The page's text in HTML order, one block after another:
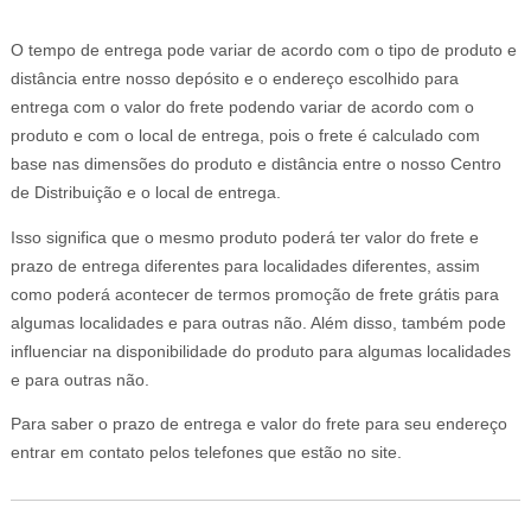
O tempo de entrega pode variar de acordo com o tipo de produto e
distância entre nosso depósito e o endereço escolhido para
entrega com o valor do frete podendo variar de acordo com o
produto e com o local de entrega, pois o frete é calculado com
base nas dimensões do produto e distância entre o nosso Centro
de Distribuição e o local de entrega.
Isso significa que o mesmo produto poderá ter valor do frete e
prazo de entrega diferentes para localidades diferentes, assim
como poderá acontecer de termos promoção de frete grátis para
algumas localidades e para outras não. Além disso, também pode
influenciar na disponibilidade do produto para algumas localidades
e para outras não.
Para saber o prazo de entrega e valor do frete para seu endereço
entrar em contato pelos telefones que estão no site.